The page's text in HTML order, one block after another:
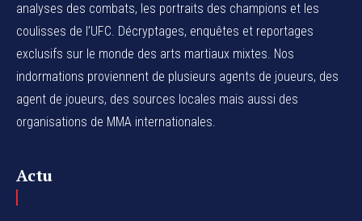
analyses des combats, les portraits des champions et les
coulisses de l’UFC. Décryptages, enquêtes et reportages
exclusifs sur le monde des arts martiaux mixtes. Nos
indormations proviennent de plusieurs agents de joueurs, des
agent de joueurs, des sources locales mais aussi des
organisations de MMA internationales.
Actu